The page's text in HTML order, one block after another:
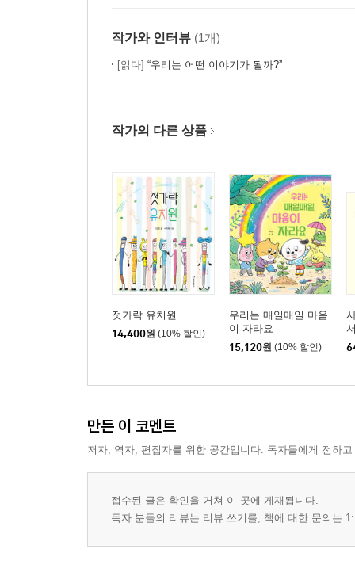
작가와 인터뷰 (1개)
[읽다] “우리는 어떤 이야기가 될까?”
작가의 다른 상품
젓가락 유치원
14,400원 (10% 할인)
우리는 매일매일 마음
이 자라요
15,120원 (10% 할인)
만든 이 코멘트
저자, 역자, 편집자를 위한 공간입니다. 독자들에게 전하
접수된 글은 확인을 거쳐 이 곳에 게재됩니다.
독자 분들의 리뷰는 리뷰 쓰기를, 책에 대한 문의는